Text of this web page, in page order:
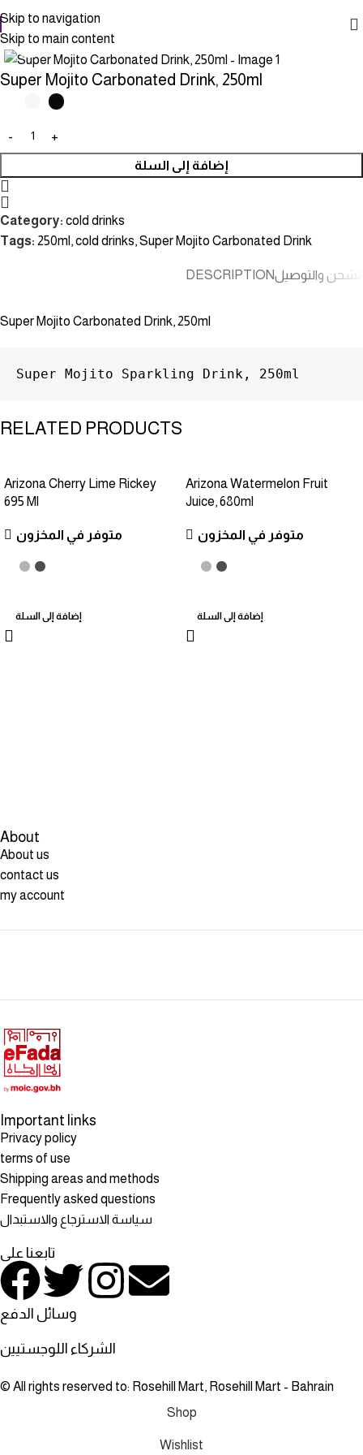
Skip to navigation
Skip to main content
Click to enlarge
Super Mojito Carbonated Drink, 250ml
إضافة إلى السلة
Category: cold drinks
Tags: 250ml ,cold drinks,Super Mojito Carbonated Drink
DESCRIPTIONالشحن والتوصيل
Super Mojito Carbonated Drink, 250ml
Super Mojito Sparkling Drink, 250ml
RELATED PRODUCTS
Arizona Cherry Lime Rickey
695 Ml
متوفر في المخزون
إضافة إلى السلة
Arizona Watermelon Fruit
Juice, 680ml
متوفر في المخزون
إضافة إلى السلة
About
About us
contact us
my account
Important links
Privacy policy
terms of use
Shipping areas and methods
Frequently asked questions
سياسة الاسترجاع والاستبدال
تابعنا على
وسائل الدفع
الشركاء اللوجستيين
© All rights reserved to: Rosehill Mart, Rosehill Mart - Bahrain
Shop
Wishlist